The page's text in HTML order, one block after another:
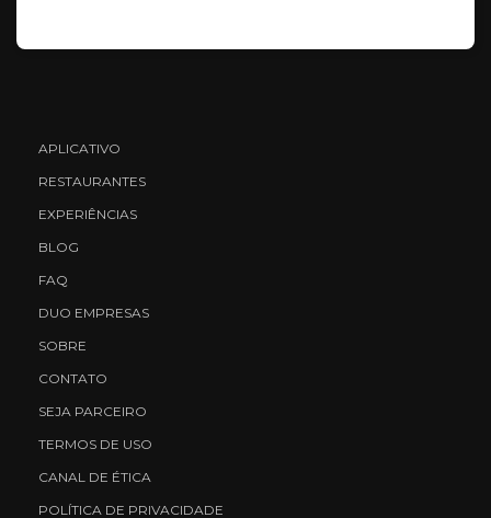
APLICATIVO
RESTAURANTES
EXPERIÊNCIAS
BLOG
FAQ
DUO EMPRESAS
SOBRE
CONTATO
SEJA PARCEIRO
TERMOS DE USO
CANAL DE ÉTICA
POLÍTICA DE PRIVACIDADE